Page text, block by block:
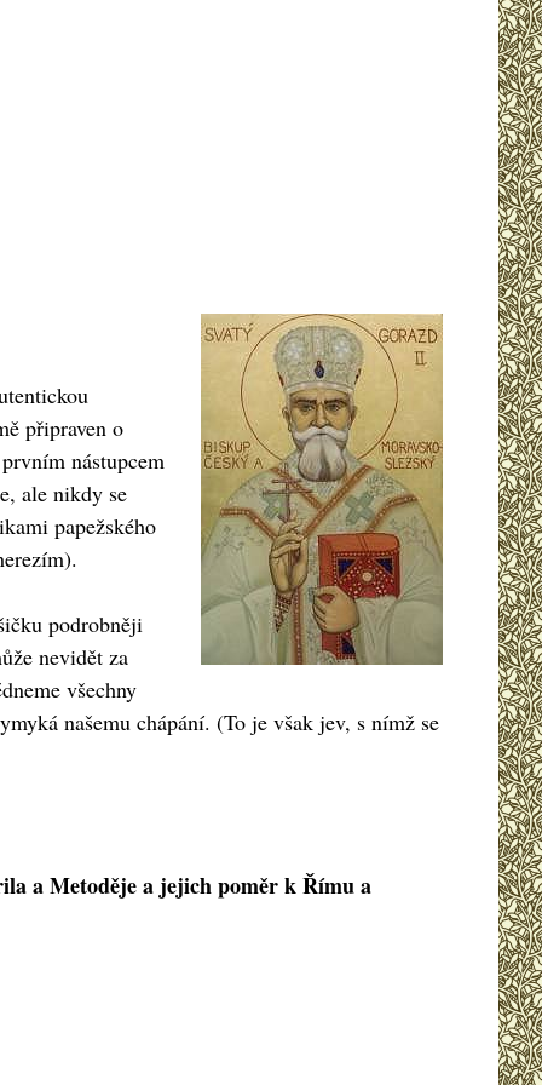
připraven o
nástupcem
ale nikdy se
papežského
podrobněji
nevidět za
všechny
našemu chápání. (To je však jev, s nímž se
a Metoděje a jejich poměr k Římu a